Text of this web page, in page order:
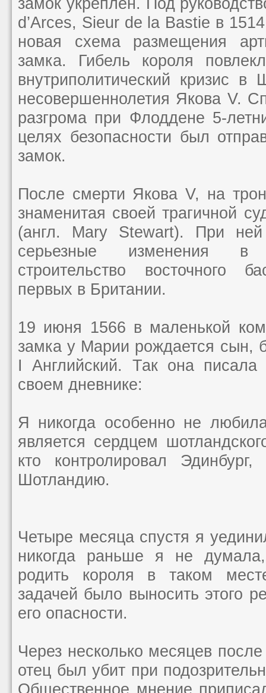
d’Arces, Sieur de la Bastie в
новая схема размещения
замка. Гибель короля
внутриполитический кризис
несовершеннолетия Якова V.
разгрома при Флоддене 5-
целях безопасности был
замок.
После смерти Якова V, на
знаменитая своей трагичной
(англ. Mary Stewart). При
серьезные изменения
строительство восточного
первых в Британии.
19 июня 1566 в маленькой
замка у Марии рождается сын,
I Английский. Так она
своем дневнике:
Я никогда особенно не
является сердцем
кто контролировал
Шотландию.
Четыре месяца спустя я
никогда раньше я не
родить короля в таком
задачей было выносить этого
его опасности.
Через несколько месяцев
отец был убит при
Общественное мнение